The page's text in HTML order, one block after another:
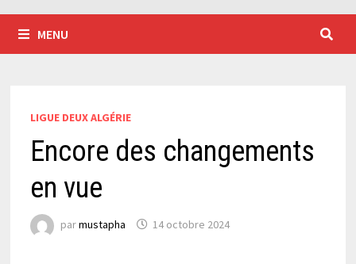
MENU
LIGUE DEUX ALGÉRIE
Encore des changements
en vue
parmustapha 14 octobre 2024